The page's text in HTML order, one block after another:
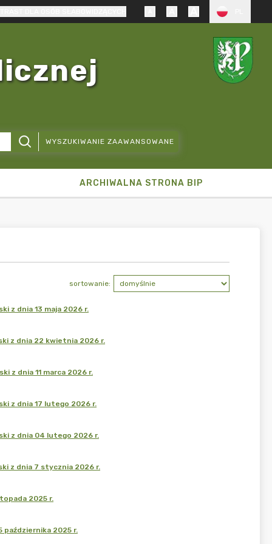
WYSZUKIWANIE ZAAWANSOWANE
ARCHIWALNA STRONA BIP
sortowanie:
z dnia 13 maja 2026 r.
z dnia 22 kwietnia 2026 r.
z dnia 11 marca 2026 r.
z dnia 17 lutego 2026 r.
z dnia 04 lutego 2026 r.
z dnia 7 stycznia 2026 r.
2025 r.
października 2025 r.